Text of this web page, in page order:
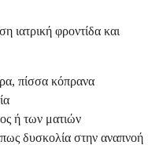
ιατρική φροντίδα και
πίσσα κόπρανα
ή των ματιών
δυσκολία στην αναπνοή